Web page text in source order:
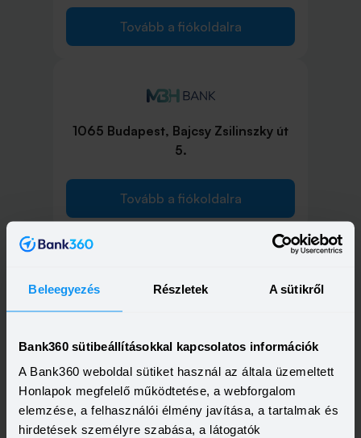
Beleegyezés Részletek A sütikről
Bank360 sütibeállításokkal kapcsolatos információk
A Bank360 weboldal sütiket használ az általa üzemeltett
Honlapok megfelelő működtetése, a webforgalom
elemzése, a felhasználói élmény javítása, a tartalmak és
hirdetések személyre szabása, a látogatók
Tovább a fiókoldalra
1065 Budapest, Bajcsy Zsilinszky út
5.
Tovább a fiókoldalra
Tovább a fiókoldalra